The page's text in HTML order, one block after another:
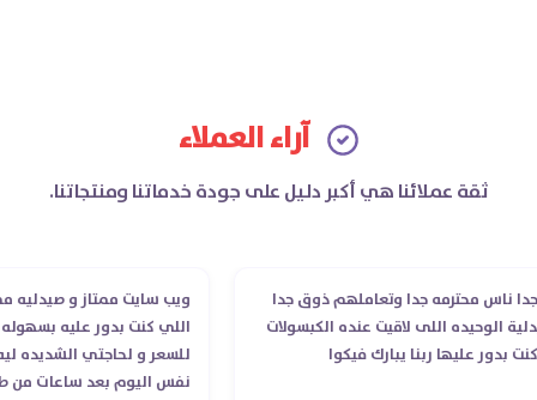
آراء العملاء
ثقة عملائنا هي أكبر دليل على جودة خدماتنا ومنتجاتنا.
محترمه جدا وتعاملهم ذوق جدا
الوحيده اللى لاقيت عنده الكبسولات
عليها ربنا يبارك فيكوا
ويب سايت ممتاز و صيدليه
اللي كنت بدور عليه بسهوله و
للسعر و لحاجتي الشديده ليه
نفس اليوم بعد ساعات من